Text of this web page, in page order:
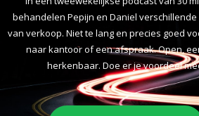
behandelen Pepijn en Daniel
van verkoop. Niet te lang en precies goed
naar kantoor of een afspraak. Open,
herkenbaar. Doe er je voordeel